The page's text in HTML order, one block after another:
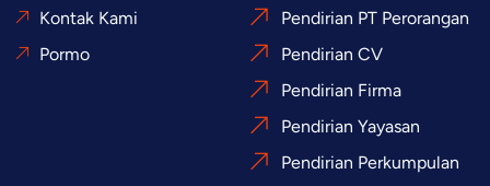
Kontak Kami
Pormo
Pendirian PT Perorangan
Pendirian CV
Pendirian Firma
Pendirian Yayasan
Pendirian Perkumpulan